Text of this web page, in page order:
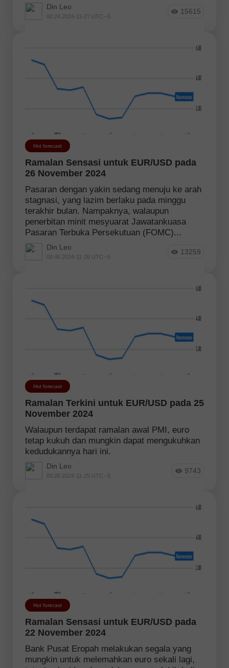
Din Leo
00:24 2024-11-27 UTC--5
15615
Hot forecast
Ramalan Sensasi untuk EUR/USD pada
26 November 2024
Pasaran dengan yakin sedang menuju ke arah
stagnasi, yang lazim berlaku pada minggu
terakhir bulan. Nampaknya, walaupun
penerbitan minit mesyuarat Jawatankuasa
Pasaran Terbuka Persekutuan (FOMC)...
Din Leo
00:46 2024-11-26 UTC--5
13259
Hot forecast
Ramalan Terkini untuk EUR/USD pada 25
November 2024
Walaupun terdapat ramalan awal PMI, euro
tetap kukuh dan mungkin dapat mengukuhkan
kedudukannya hari ini.
Din Leo
00:26 2024-11-25 UTC--5
9743
Hot forecast
Ramalan Sensasi untuk EUR/USD pada
22 November 2024
Bank Pusat Eropah melakukan segala yang
mungkin untuk melemahkan euro sekali lagi,